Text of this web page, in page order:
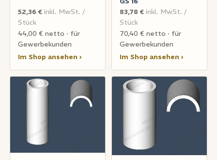
52,36 € inkl. MwSt. /
Stück
44,00 € netto · für
Gewerbekunden
Im Shop ansehen ›
83,78 € inkl. MwSt. /
Stück
70,40 € netto · für
Gewerbekunden
Im Shop ansehen ›